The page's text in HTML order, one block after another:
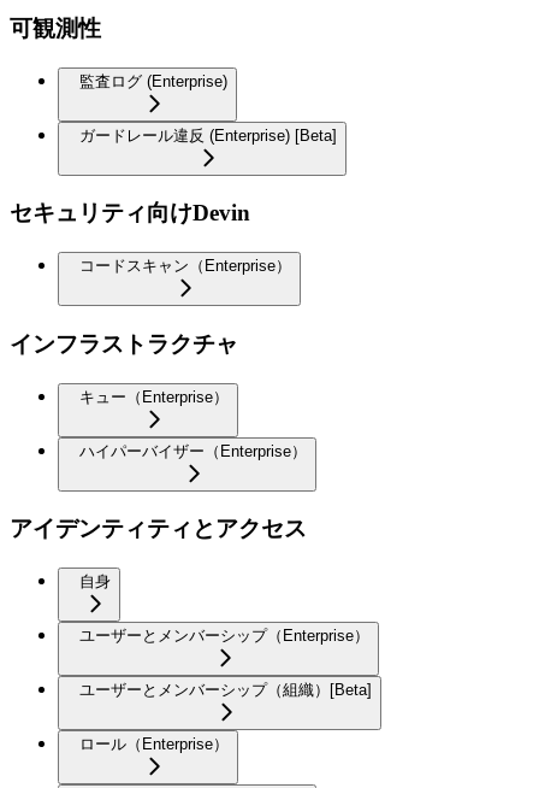
可観測性
監査ログ (Enterprise)
ガードレール違反 (Enterprise) [Beta]
セキュリティ向けDevin
コードスキャン（Enterprise）
インフラストラクチャ
キュー（Enterprise）
ハイパーバイザー（Enterprise）
アイデンティティとアクセス
自身
ユーザーとメンバーシップ（Enterprise）
ユーザーとメンバーシップ（組織）[Beta]
ロール（Enterprise）